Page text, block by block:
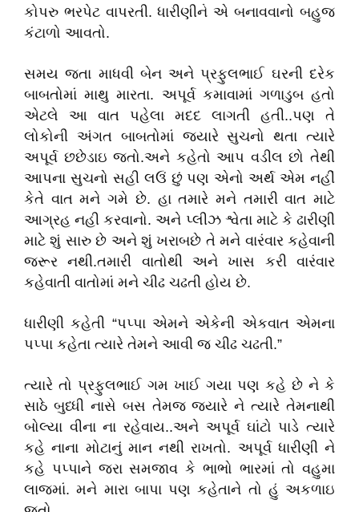
કોપરુ ભરપેટ વાપરતી. ધારીણીને એ બનાવવાનો બહુજ
કંટાળો આવતો.
સમય જતા માધવી બેન અને પ્રફુલભાઈ ઘરની દરેક
બાબતોમાં માથુ મારતા. અપૂર્વ કમાવામાં ગળાડુબ હતો
એટલે આ વાત પહેલા મદદ લાગતી હતી..પણ તે
લોકોની અંગત બાબતોમાં જ્યારે સુચનો થતા ત્યારે
અપૂર્વ છછેડાઇ જતો.અને કહેતો આપ વડીલ છો તેથી
આપના સુચનો સહી લઉં છું પણ એનો અર્થ એમ નહીં
કેતે વાત મને ગમે છે. હા તમારે મને તમારી વાત માટે
આગ્રહ નહી કરવાનો. અને પ્લીઝ શ્વેતા માટે કે ઢારીણી
માટે શું સારુ છે અને શું ખરાબછે તે મને વારંવાર કહેવાની
જરૂર નથી.તમારી વાતોથી અને ખાસ કરી વારંવાર
કહેવાતી વાતોમાં મને ચીઢ ચઢતી હોય છે.
ધારીણી કહેતી “પપ્પા એમને એકેની એકવાત એમના
પપ્પા કહેતા ત્યારે તેમને આવી જ ચીઢ ચઢતી.”
ત્યારે તો પ્રફુલભાઈ ગમ ખાઈ ગયા પણ કહે છે ને કે
સાઠે બુધ્ધી નાસે બસ તેમજ જ્યારે ને ત્યારે તેમનાથી
બોલ્યા વીના ના રહેવાય..અને અપૂર્વ ઘાંટો પાડે ત્યારે
કહે નાના મોટાનું માન નથી રાખતો. અપૂર્વ ધારીણી ને
કહે પપ્પાને જરા સમજાવ કે ભાભો ભારમાં તો વહુમા
લાજમાં. મને મારા બાપા પણ કહેતાને તો હું અકળાઇ